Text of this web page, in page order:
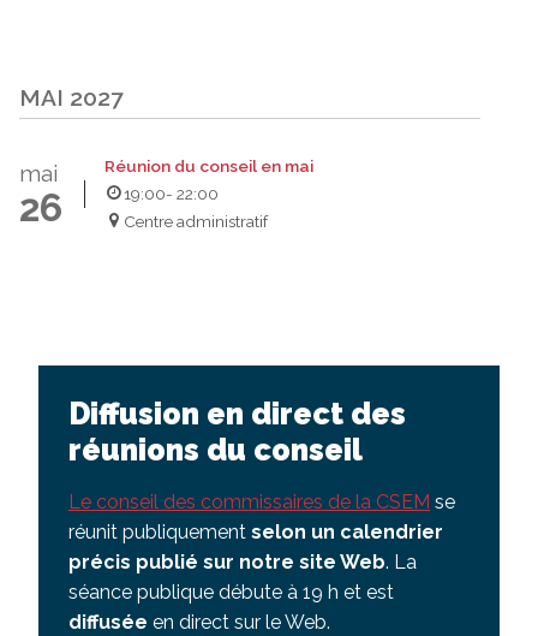
MAI 2027
mai
26
Réunion du conseil en mai
19:00- 22:00
Centre administratif
Diffusion en direct des
réunions du conseil
Le conseil des commissaires de la CSEM se
réunit publiquement selon un calendrier
précis publié sur notre site Web. La
séance publique débute à 19 h et est
diffusée en direct sur le Web.